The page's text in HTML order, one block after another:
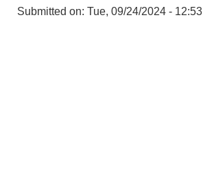
Submitted on: Tue, 09/24/2024 - 12:53